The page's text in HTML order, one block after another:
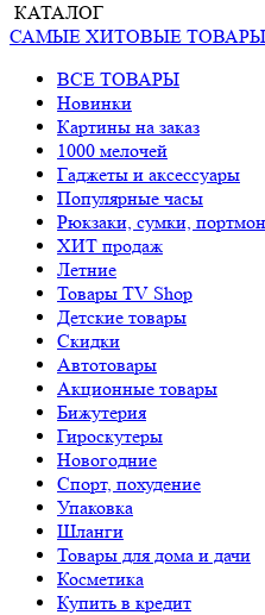
КАТАЛОГ
САМЫЕ ХИТОВЫЕ
ВСЕ ТОВАРЫ
Новинки
Картины на заказ
1000 мелочей
Гаджеты и аксессуары
Популярные часы
Рюкзаки, сумки,
ХИТ продаж
Летние
Товары TV Shop
Детские товары
Cкидки
Автотовары
Акционные товары
Бижутерия
Гироскутеры
Новогодние
Спорт, похудение
Упаковка
Шланги
Товары для дома и дачи
Косметика
Купить в кредит